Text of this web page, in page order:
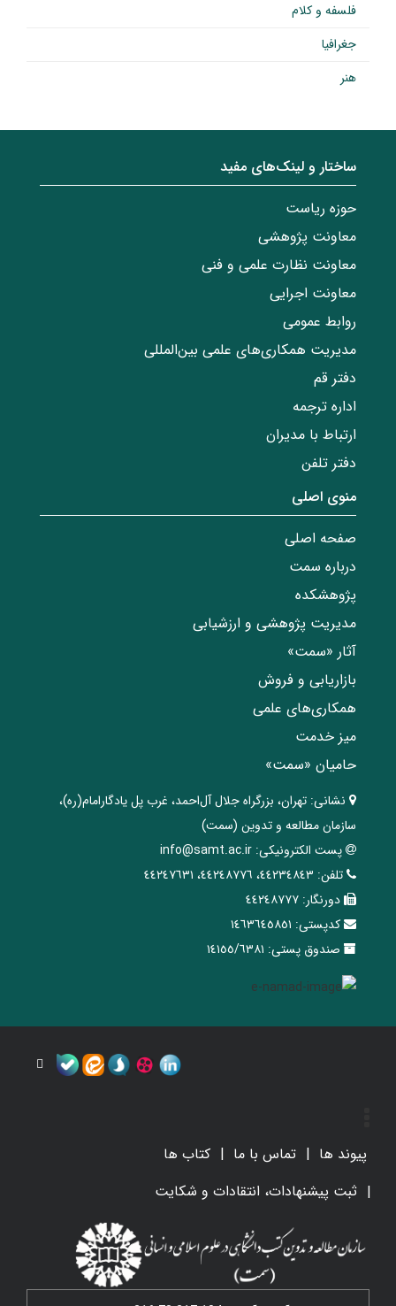
فلسفه و کلام
جغرافیا
هنر
ساختار‌‌ و‌‌ لینک‌های مفید
حوزه ریاست
معاونت پژوهشی
معاونت نظارت علمی و فنی
معاونت اجرایی
روابط عمومی
مدیریت همکاری‌های علمی بین‌المللی
دفتر قم
اداره ترجمه
ارتباط با مدیران
دفتر تلفن
منوی اصلی
صفحه اصلی
درباره سمت
پژوهشکده
مدیریت پژوهشی و ارزشیابی
آثار «سمت»
بازاریابی و فروش
همکاری‌های علمی
میز خدمت
حامیان «سمت»
نشانی: تهران، ‌بزرگراه ‌جلال آل‌احمد، غرب پل يادگار‌امام(ره)‌،
سازمان مطالعه و تدوین‌ (سمت)
پست الکترونیکی: info@samt.ac.ir
تلفن: ٤٤٢٣٤٨٤٣، ٤٤٢٤٨٧٧٦، ٤٤٢٤٧٦٣١
دورنگار: ٤٤٢٤٨٧٧٧
کدپستی: ١٤٦٣٦٤٥٨٥١
صندوق پستی: ١٤١٥٥/٦٣٨١
پیوند ها تماس با ما
کتاب ها
ثبت پیشنهادات، انتقادات و شکایت